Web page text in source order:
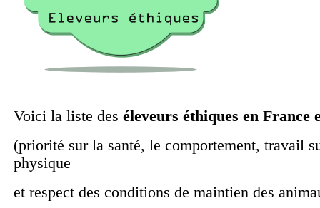
Voici la liste des éleveurs éthiques en France
(priorité sur la santé, le comportement, travail
physique
et respect des conditions de maintien des